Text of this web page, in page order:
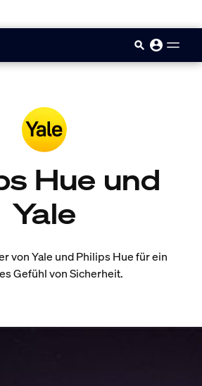
Hue und
Yale
von Yale und Philips Hue für ein
Gefühl von Sicherheit.